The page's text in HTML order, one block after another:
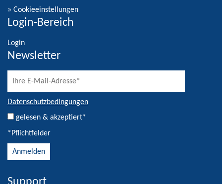
» Cookieeinstellungen
Login-Bereich
Login
Newsletter
Datenschutzbedingungen
gelesen & akzeptiert*
*Pflichtfelder
Alternative: